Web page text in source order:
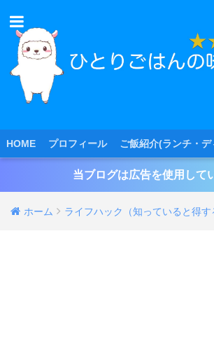
HOME プロフィール ご飯紹介(ランチ・デ
当ブログは広告を使用して
ホーム ライフハック（知っていると得す